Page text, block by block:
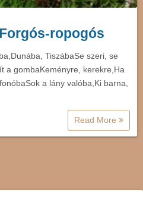
ropogós
TiszábaSe szeri, se
a gombaKeményre, kerekre,Ha
a lány valóba,Ki barna,
Read More